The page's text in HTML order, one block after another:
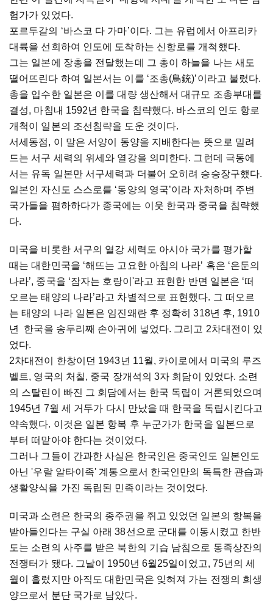
험가가 있었다.
포르투갈의 ‘바스코 다 가마’이다. 그는 유럽에서 아프리카
대륙을 선회하여 인도에 도착하는 신항로를 개척했다.
그는 일본에 장총을 전달했는데 그 총이 하늘을 나는 새도
떨어뜨린다 하여 일본서는 이를 ‘조총(鳥銃)’이라고 불렀다.
총을 입수한 일본은 이를 대량 생산해서 대규모 조총부대를
결성, 마침내 1592년 한국을 침략했다. 바스코의 인도 항로
개척이 일본의 조선침략을 도운 것이다.
서세동점, 이 말은 서양이 동양을 지배한다는 뜻으로 밀려
드는 서구 세력의 위세와 열강을 의미한다. 그런데 극동에
서는 유독 일본만 서구세력과 더불어 오히려 승승장구했다.
일본인 자신도 스스로를 ‘동양의 영국’이라 자처하며 주변
국가들을 폄하하다가 종국에는 이웃 한국과 중국을 침략했
다.
미국을 비롯한 서구의 열강 세력도 아시아 국가를 평가할
때는 대한민국을 ‘해뜨는 고요한 아침의 나라’ 혹은 ‘은둔의
나라’, 중국을 ‘잠자는 호랑이'라고 표현한 반면 일본은 ‘떠
오르는 태양의 나라’라고 차별적으로 표현했다. 그 떠오르
는 태양의 나라 일본은 임진왜란 후 정확히 318년 후, 1910
년 한국을 송두리째 손아귀에 넣었다. 그리고 2차대전이 있
었다.
2차대전이 한창이던 1943년 11월, 카이로에서 미국의 루즈
벨트, 영국의 처칠, 중국 장개석의 3자 회담이 있었다. 소련
의 스탈린이 빠진 그 회담에서는 한국 독립이 거론되었으며
1945년 7월 세 거두가 다시 만났을 때 한국을 독립시킨다고
약속했다. 이것은 일본 항복 후 누군가가 한국을 일본으로
부터 떠맡아야 한다는 것이었다.
그러나 그들이 간과한 사실은 한국인은 중국인도 일본인도
아닌 '우랄 알타이족' 계통으로서 한국인만의 독특한 관습과
생활양식을 가진 독립된 민족이라는 것이었다.
미국과 소련은 한국의 종주권을 쥐고 있었던 일본의 항복을
받아들인다는 구실 아래 38선으로 군대를 이동시켰고 한반
도는 소련의 사주를 받은 북한의 기습 남침으로 동족상잔의
전쟁터가 됐다. 그날이 1950년 6월25일이었고, 75년의 세
월이 흘렀지만 아직도 대한민국은 잊혀져 가는 전쟁의 희생
양으로서 분단 국가로 남았다.